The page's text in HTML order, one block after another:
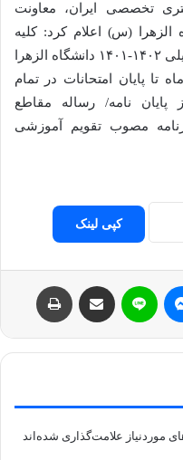
تخصصی ایران، معاونت
الزهرا (س) اعلام کرد: کلیه
امتحانات پایان نیمسال اول سال تحصیلی ۱۴۰۲-۱۴۰۱ دانشگاه الزهرا
تا پایان امتحانات در تمام
نامه/ رساله مقاطع
مصوب تقویم آموزشی
کپی لینک
موردنیاز علامت‌گذاری شده‌اند